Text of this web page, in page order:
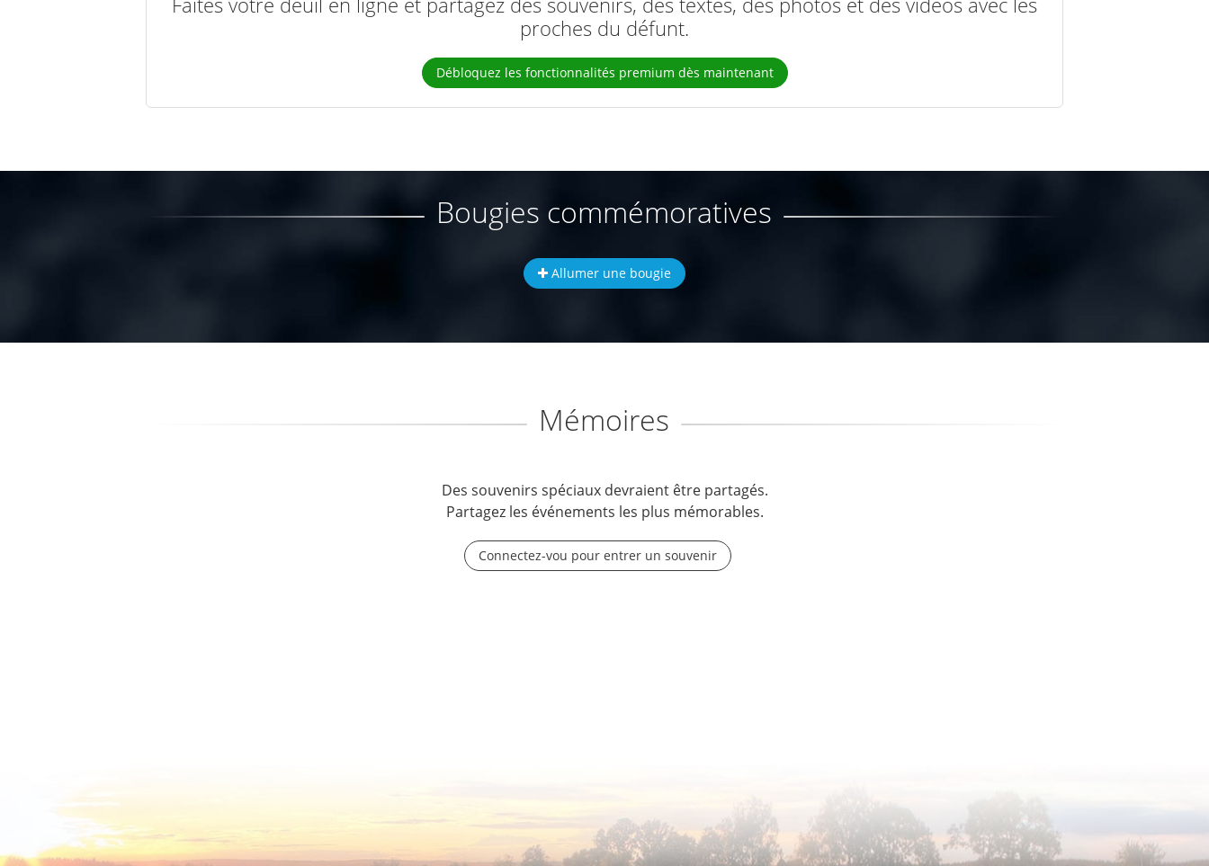
proches du défunt.
Débloquez les fonctionnalités premium dès maintenant
Bougies commémoratives
Allumer une bougie
Mémoires
Des souvenirs spéciaux devraient être partagés.
Partagez les événements les plus mémorables.
Connectez-vou pour entrer un souvenir